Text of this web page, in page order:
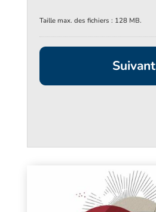
Taille max. des fichiers : 128 MB.